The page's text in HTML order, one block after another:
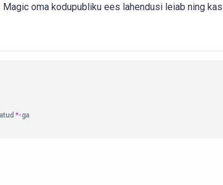
oma kodupubliku ees lahendusi leiab ning
*-ga